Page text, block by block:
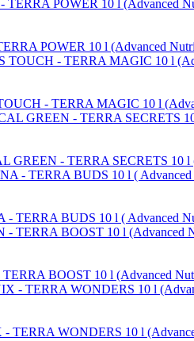
POWER 10 l (Advanced
- TERRA MAGIC 10 l
GREEN - TERRA SECRETS 10 l
- TERRA BUDS 10 l ( Advanced
BOOST 10 l (Advanced
TERRA WONDERS 10 l